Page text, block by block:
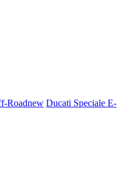
Roadnew Ducati Speciale E-